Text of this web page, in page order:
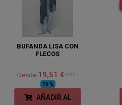
BUFANDA LISA CON
FLECOS
Desde 19,51 €22,95 €
15 %
AÑADIR AL